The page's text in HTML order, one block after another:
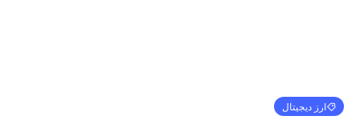
ارز دیجیتال